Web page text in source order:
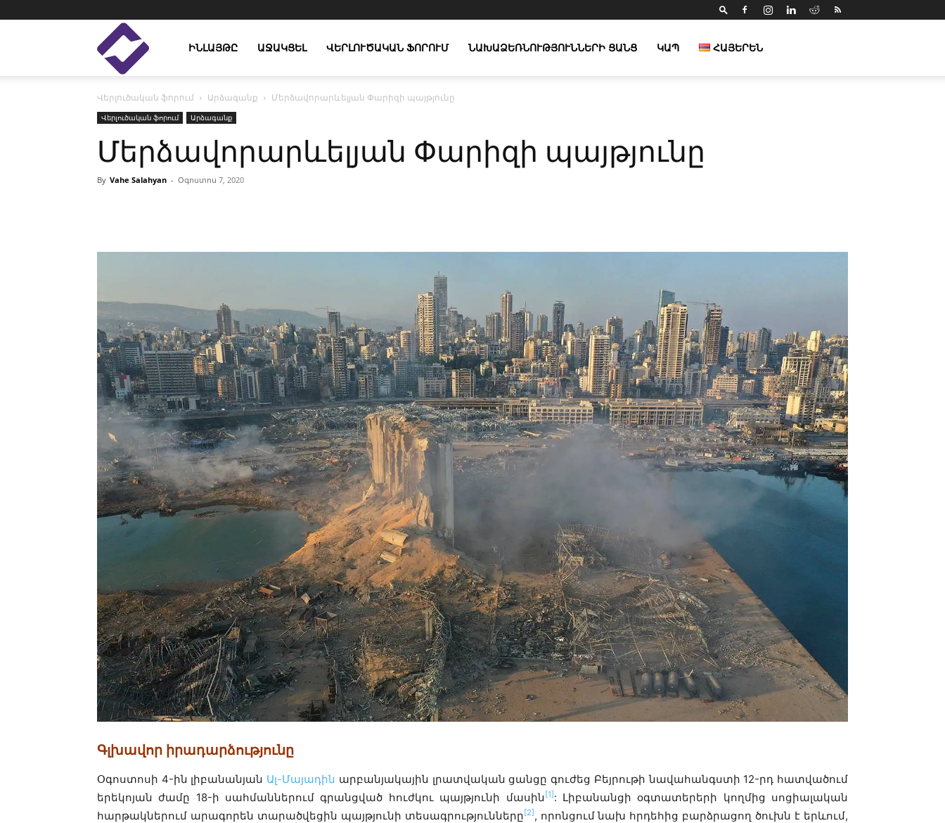
Enlight
Studies
ԻՆԼԱՅԹԸ ԱՋԱԿՑԵԼ ՎԵՐԼՈՒԾԱԿԱՆ ՖՈՐՈՒՄ ՆԱԽԱՁԵՌՆՈՒԹՅՈՒՆՆԵՐԻ ՑԱՆՑ ԿԱՊ ՀԱՅԵՐԵՆ
Վերլուծական ֆորում Արձագանք Մերձավորարևելյան Փարիզի պայթյունը
Վերլուծական ֆորում Արձագանք
Մերձավորարևելյան Փարիզի պայթյունը
By Vahe Salahyan - Օգոստոս 7, 2020
Գլխավոր իրադարձությունը
Օգոստոսի 4-ին լիբանանյան Ալ-Մայադին արբանյակային լրատվական ցանցը գուժեց Բեյրութի նավահանգստի 12-րդ հատվածում
երեկոյան ժամը 18-ի սահմաններում գրանցված հուժկու պայթյունի մասին[1]: Լիբանանցի օգտատերերի կողմից սոցիալական
հարթակներում արագորեն տարածվեցին պայթյունի տեսագրությունները[2], որոնցում նախ հրդեհից բարձրացող ծուխն է երևում,